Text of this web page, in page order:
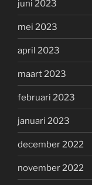
juni 2023
mei 2023
april 2023
maart 2023
februari 2023
januari 2023
december 2022
november 2022